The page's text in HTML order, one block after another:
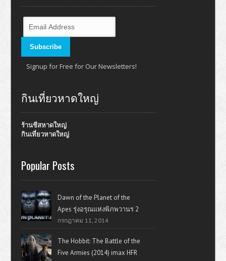
Signup for Free for Our Newsletters!
กินเที่ยวหาดใหญ่
ร้านชีสหาดใหญ่
กินเที่ยวหาดใหญ่
Popular Posts
Dawn of the Planet of the
Apes รุ่งอรุณแห่งพิภพวานร 2
กรกฎาคม 11, 2014
The Hobbit: The Battle of the
Five Armies (2014) imax HFR